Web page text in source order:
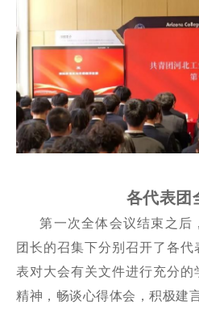
各代表团
第一次全体会议结束之后
团长的召集下分别召开了各
表对大会有关文件进行充分
精神，畅谈心得体会，积极建